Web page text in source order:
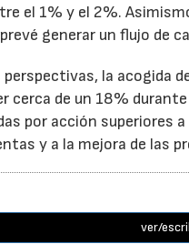
el 1% y el 2%.
generar un flujo de
perspectivas, la acogida
cerca de un 18%
por acción superiores
y a la mejora de las
ver/